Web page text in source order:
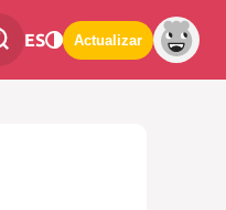
ES Actualizar